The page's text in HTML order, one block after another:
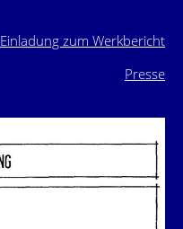
Einladung zum Werkbericht
Presse